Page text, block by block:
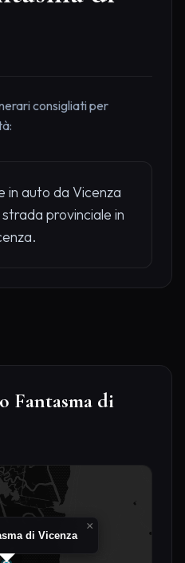
consigliati per
in auto da Vicenza
provinciale in
Fantasma di
di Vicenza
×